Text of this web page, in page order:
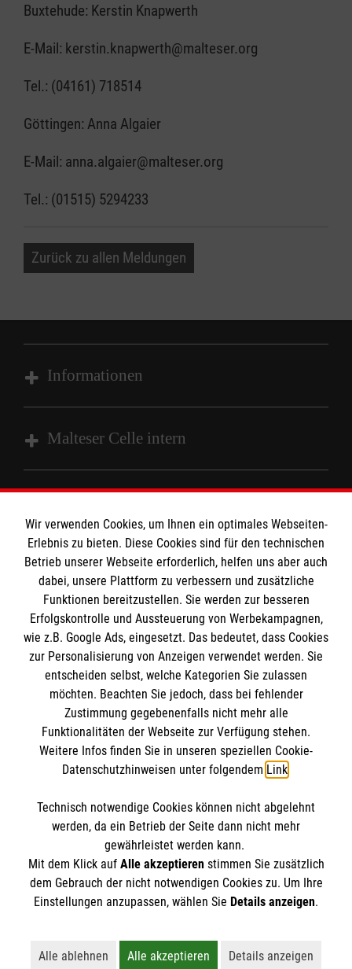
Buxtehude: Kerstin Knapwerth
E-Mail: kerstin.knapwerth@malteser.org
Tel.: (04161) 718514
Göttingen: Anna Algaier
E-Mail: anna.algaier@malteser.org
Tel.: (01515) 5294233
Zurück zu allen Meldungen
Informationen
Impressum
Presse
Malteser Celle intern
HiOrg Login
Die Malteser
Malteser in Deutschland
Malteserorden
Malteser International
Malteser Intern
Sharepoint
MPG Ansprechpartner
Den Beauftragten für Medizinproduktesicherheit
im Malteser Rettungsdienst und den
Einsatzdiensten der Malteser können Sie unter
gmb_mpg@malteser.orgkontaktieren.
Spendenkonto
Empfänger: Malteser Hilfsdienst e.V.
Bank: Pax-Bank für Kirche und Caritas eG
IBAN: DE73370601201201209257
BIC: GENODED1PA7
So finden Sie uns
Hannoversche Straße 26
29221 Celle
Telefon: 05141 90540
Email:info.celle@malteser.org
Accordion 1
Der Malteser Hilfsdienst e.V. ist als eingetragene
Gewerbesteuer befreit.
Wir verwenden Cookies, um Ihnen ein optimales Webseiten-
Erlebnis zu bieten. Diese Cookies sind für den technischen
Betrieb unserer Webseite erforderlich, helfen uns aber auch
dabei, unsere Plattform zu verbessern und zusätzliche
Funktionen bereitzustellen. Sie werden zur besseren
Erfolgskontrolle und Aussteuerung von Werbekampagnen,
wie z.B. Google Ads, eingesetzt. Das bedeutet, dass Cookies
zur Personalisierung von Anzeigen verwendet werden. Sie
entscheiden selbst, welche Kategorien Sie zulassen
möchten. Beachten Sie jedoch, dass bei fehlender
Zustimmung gegebenenfalls nicht mehr alle
Funktionalitäten der Webseite zur Verfügung stehen.
Weitere Infos finden Sie in unseren speziellen Cookie-
Datenschutzhinweisen unter folgendem Link.
Technisch notwendige Cookies können nicht abgelehnt
werden, da ein Betrieb der Seite dann nicht mehr
gewährleistet werden kann.
Mit dem Klick auf Alle akzeptierenstimmen Sie zusätzlich
dem Gebrauch der nicht notwendigen Cookies zu. Um Ihre
Einstellungen anzupassen, wählen Sie Details anzeigen.
Alle ablehnen
Alle akzeptieren
Details anzeigen